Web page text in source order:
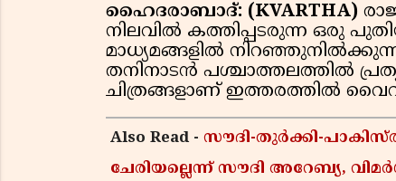
ഹൈദരാബാദ്: (KVARTHA)
നിലവിൽ കത്തിപ്പടരുന്ന ഒരു
മാധ്യമങ്ങളിൽ
തനിനാടൻ പശ്ചാത്തലത്തിൽ
ചിത്രങ്ങളാണ് ഇത്തരത്തിൽ
Also Read - സൗദി-തുർക്കി-
ചേരിയല്ലെന്ന് സൗദി അറേബ്യ,